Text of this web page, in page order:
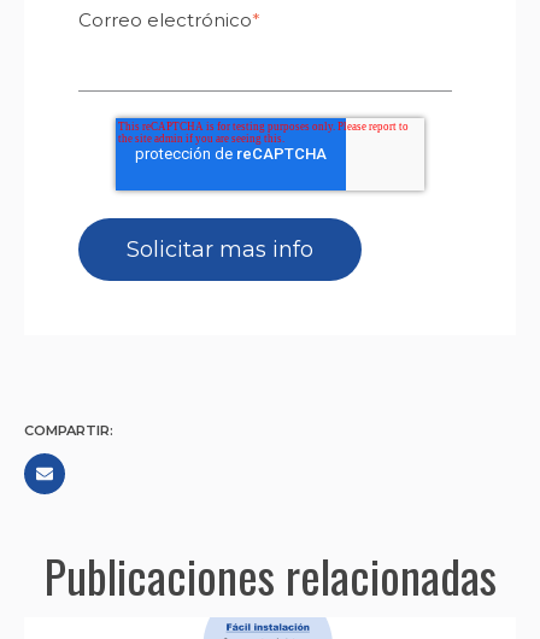
Correo electrónico*
COMPARTIR:
Publicaciones relacionadas